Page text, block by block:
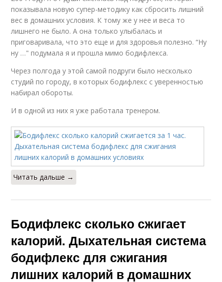
показывала новую супер-методику как сбросить лишний
вес в домашних условия. К тому же у нее и веса то
лишнего не было. А она только улыбалась и
приговаривала, что это еще и для здоровья полезно. “Ну
ну …" подумала я и прошла мимо бодифлекса.
Через полгода у этой самой подруги было несколько
студий по городу, в которых бодифлекс с уверенностью
набирал обороты.
И в одной из них я уже работала тренером.
Читать дальше →
Бодифлекс сколько сжигает
калорий. Дыхательная система
бодифлекс для сжигания
лишних калорий в домашних